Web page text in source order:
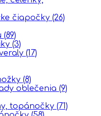
čiapočky (26)
(89)
(3)
(17)
(8)
oblečenia (9)
topánočky (71)